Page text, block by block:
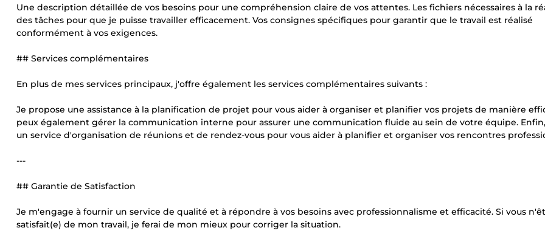
Une description détaillée de vos besoins pour une compréhension claire de vos attentes. Les fichiers nécessaires à la
des tâches pour que je puisse travailler efficacement. Vos consignes spécifiques pour garantir que le travail est réalisé
conformément à vos exigences.
## Services complémentaires
En plus de mes services principaux, j'offre également les services complémentaires suivants :
Je propose une assistance à la planification de projet pour vous aider à organiser et planifier vos projets de manière
peux également gérer la communication interne pour assurer une communication fluide au sein de votre équipe.
un service d'organisation de réunions et de rendez-vous pour vous aider à planifier et organiser vos rencontres
---
## Garantie de Satisfaction
Je m'engage à fournir un service de qualité et à répondre à vos besoins avec professionnalisme et efficacité. Si vous
satisfait(e) de mon travail, je ferai de mon mieux pour corriger la situation.